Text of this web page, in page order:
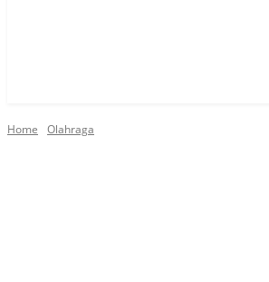
Home Olahraga